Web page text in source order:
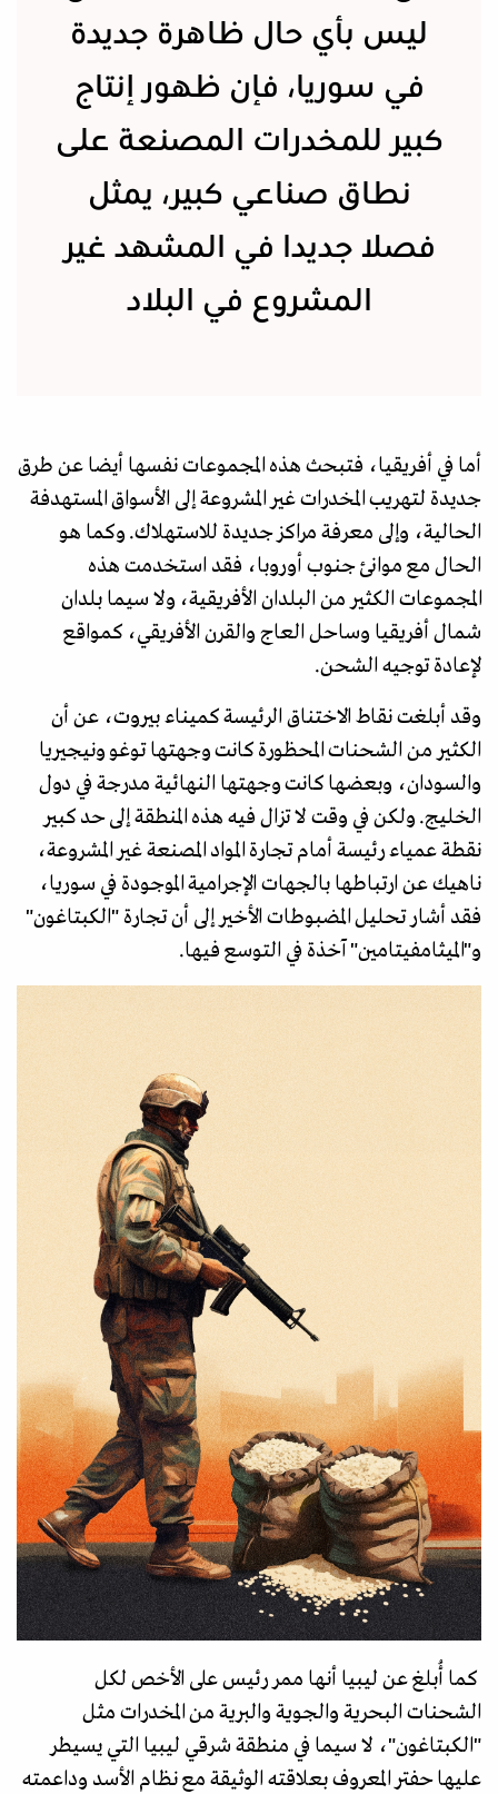
ليس بأي حال ظاهرة جديدة
في سوريا، فإن ظهور إنتاج
كبير للمخدرات المصنعة على
نطاق صناعي كبير، يمثل
فصلا جديدا في المشهد غير
المشروع في البلاد
أما في أفريقيا، فتبحث هذه المجموعات نفسها أيضا عن طرق
جديدة لتهريب المخدرات غير المشروعة إلى الأسواق المستهدفة
الحالية، وإلى معرفة مراكز جديدة للاستهلاك. وكما هو
الحال مع موانئ جنوب أوروبا، فقد استخدمت هذه
المجموعات الكثير من البلدان الأفريقية، ولا سيما بلدان
شمال أفريقيا وساحل العاج والقرن الأفريقي، كمواقع
لإعادة توجيه الشحن.
وقد أبلغت نقاط الاختناق الرئيسة كميناء بيروت، عن أن
الكثير من الشحنات المحظورة كانت وجهتها توغو ونيجيريا
والسودان، وبعضها كانت وجهتها النهائية مدرجة في دول
الخليج. ولكن في وقت لا تزال فيه هذه المنطقة إلى حد كبير
نقطة عمياء رئيسة أمام تجارة المواد المصنعة غير المشروعة،
ناهيك عن ارتباطها بالجهات الإجرامية الموجودة في سوريا،
فقد أشار تحليل المضبوطات الأخير إلى أن تجارة "الكبتاغون"
و"الميثامفيتامين" آخذة في التوسع فيها.
كما أُبلغ عن ليبيا أنها ممر رئيس على الأخص لكل
الشحنات البحرية والجوية والبرية من المخدرات مثل
"الكبتاغون"، لا سيما في منطقة شرقي ليبيا التي يسيطر
عليها حفتر المعروف بعلاقته الوثيقة مع نظام الأسد وداعمته